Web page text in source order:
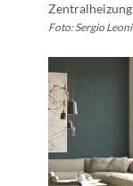
Zentralheizung
Foto: Sergio Leoni